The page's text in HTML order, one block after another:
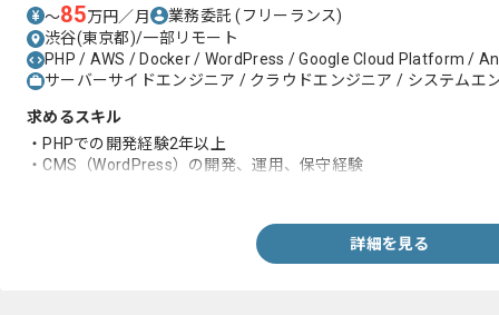
〜85万円／月 業務委託(フリーランス)
渋谷(東京都)/一部リモート
PHP / AWS / Docker / WordPress / Google Cloud Platform /
サーバーサイドエンジニア / クラウドエンジニア / システムエ
求めるスキル
・PHPでの開発経験2年以上
・CMS（WordPress）の開発、運用、保守経験
詳細を見る